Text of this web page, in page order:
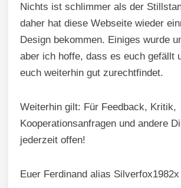
Nichts ist schlimmer als der
daher hat diese Webseite wieder
Design bekommen. Einiges wurde
aber ich hoffe, dass es euch gefällt
euch weiterhin gut zurechtfindet.
Weiterhin gilt: Für Feedback, Kritik,
Kooperationsanfragen und andere
jederzeit offen!
Euer Ferdinand alias Silverfox1982x